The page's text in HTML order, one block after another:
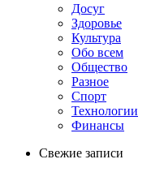
Досуг
Здоровье
Культура
Обо всем
Общество
Разное
Спорт
Технологии
Финансы
Свежие записи